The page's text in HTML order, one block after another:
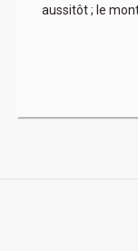
aussitôt ; le